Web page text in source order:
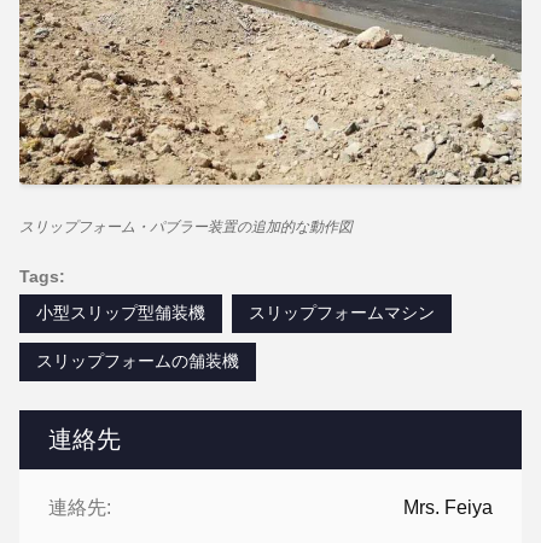
連絡先
連絡先: Mrs. Feiya
スリップフォーム・パブラー装置の追加的な動作図
Tags:
小型スリップ型舗装機
スリップフォームマシン
スリップフォームの舗装機